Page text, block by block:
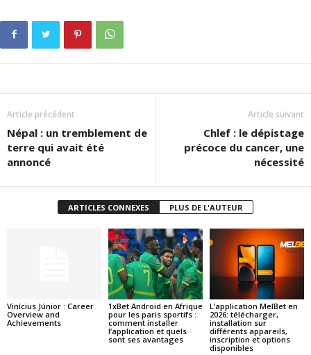
Article précédent
Népal : un tremblement de
terre qui avait été
annoncé
Article suivant
Chlef : le dépistage
précoce du cancer, une
nécessité
ARTICLES CONNEXES PLUS DE L'AUTEUR
Vinícius Júnior : Career
Overview and
Achievements
1xBet Android en Afrique
pour les paris sportifs :
comment installer
l’application et quels
sont ses avantages
L’application MelBet en
2026: télécharger,
installation sur
différents appareils,
inscription et options
disponibles